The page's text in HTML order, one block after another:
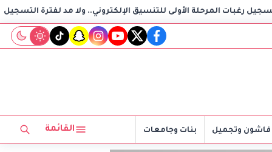
الأولى للتنسيق الإلكتروني.. ولا مد لفترة التسجيل
facebook
twitter
youtube
instagram
snapchat
tiktok
فاشون وتجميل بنات وجامعات القائمة